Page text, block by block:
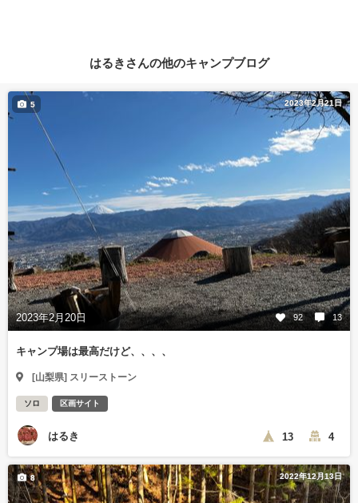
はるきさんの他のキャンプブログ
2023年2月21日
2023年2月20日 92 13
5
キャンプ場は最高だけど、、、、
[山梨県] スリーストーン
ソロ 区画サイト
はるき 13 4
2022年12月13日
8